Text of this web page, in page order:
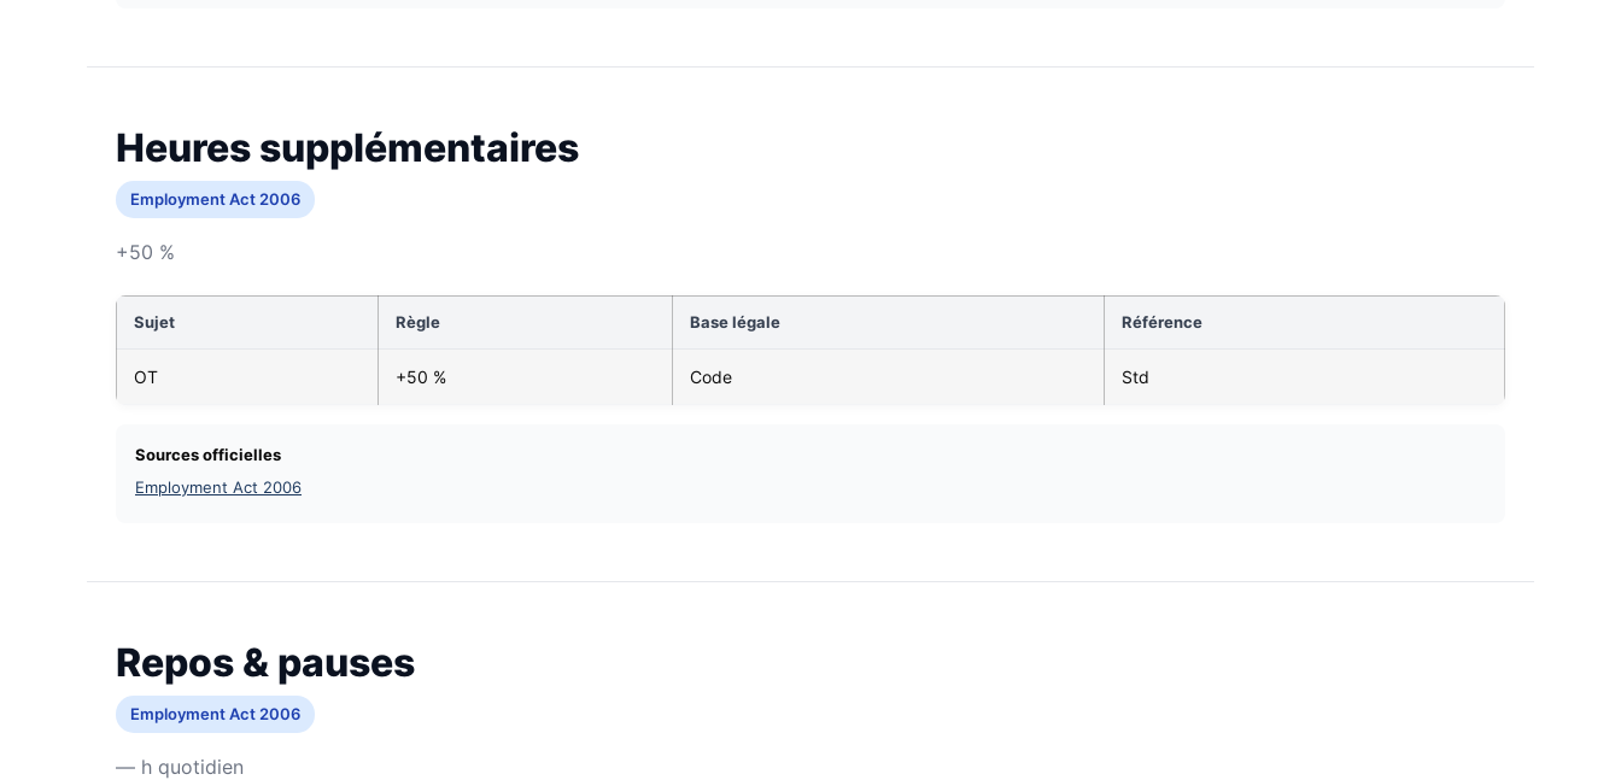
Heures supplémentaires
Employment Act 2006
+50 %
Sujet Règle Base légale Référence
OT +50 % Code Std
Sources officielles
Employment Act 2006
Repos & pauses
Employment Act 2006
— h quotidien